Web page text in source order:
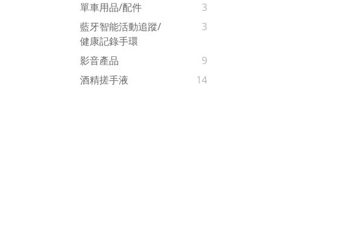
單車用品/配件
3
藍牙智能活動追蹤/
健康記錄手環
3
影音產品
9
酒精搓手液
14